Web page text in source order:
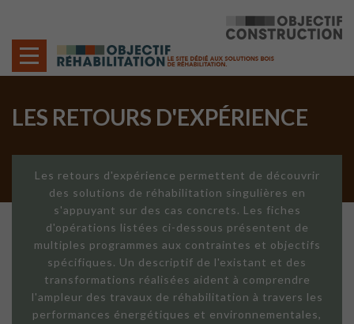
LES RETOURS D'EXPÉRIENCE
Les retours d'expérience permettent de découvrir
des solutions de réhabilitation singulières en
s'appuyant sur des cas concrets. Les fiches
d'opérations listées ci-dessous présentent de
multiples programmes aux contraintes et objectifs
spécifiques. Un descriptif de l'existant et des
transformations réalisées aident à comprendre
l'ampleur des travaux de réhabilitation à travers les
performances énergétiques et environnementales,